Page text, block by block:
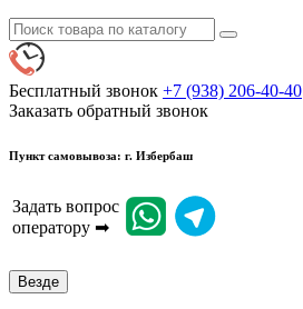
Бесплатный звонок +7 (938) 206-40-40
Заказать обратный звонок
Пункт самовывоза: г. Избербаш
Задать вопрос
оператору ➡
Везде